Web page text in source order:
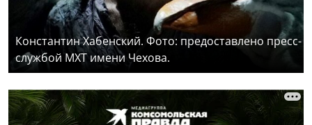
Константин Хабенский. Фото: предоставлено пресс-
службой МХТ имени Чехова.